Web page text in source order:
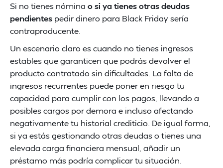
Si no tienes nómina o si ya tienes otras deudas
pendientes pedir dinero para Black Friday sería
contraproducente.
Un escenario claro es cuando no tienes ingresos
estables que garanticen que podrás devolver el
producto contratado sin dificultades. La falta de
ingresos recurrentes puede poner en riesgo tu
capacidad para cumplir con los pagos, llevando a
posibles cargos por demora e incluso afectando
negativamente tu historial crediticio. De igual forma,
si ya estás gestionando otras deudas o tienes una
elevada carga financiera mensual, añadir un
préstamo más podría complicar tu situación.